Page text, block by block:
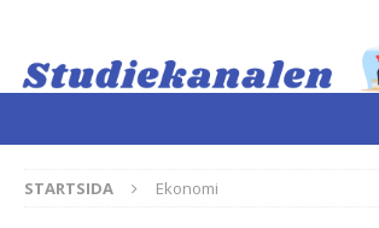
STARTSIDA Ekonomi